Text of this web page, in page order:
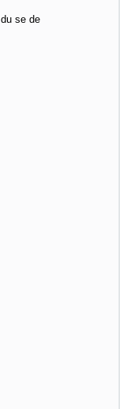
se de